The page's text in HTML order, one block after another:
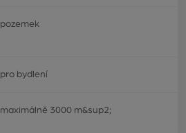
pozemek
pro bydlení
maximálně 3000 m&sup2;